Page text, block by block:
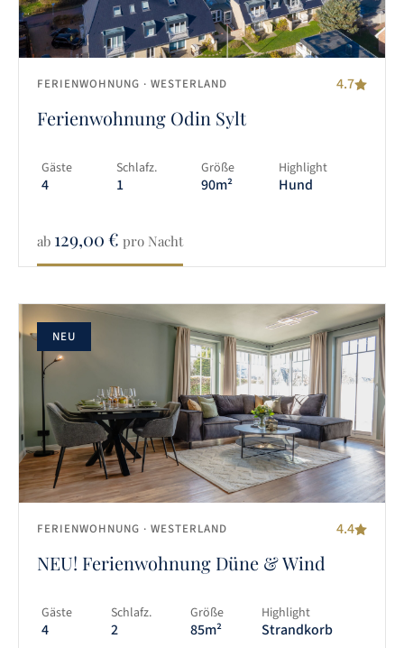
FERIENWOHNUNG · WESTERLAND 4.7
Ferienwohnung Odin Sylt
Gäste
4
Schlafz.
1
Größe
90m²
Highlight
Hund
ab 129,00€ pro Nacht
NEU
FERIENWOHNUNG · WESTERLAND 4.4
NEU! Ferienwohnung Düne & Wind
Gäste
4
Schlafz.
2
Größe
85m²
Highlight
Strandkorb